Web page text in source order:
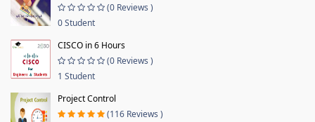
(0 Reviews )
0 Student
CISCO in 6 Hours
(0 Reviews )
1 Student
Project Control
(116 Reviews )